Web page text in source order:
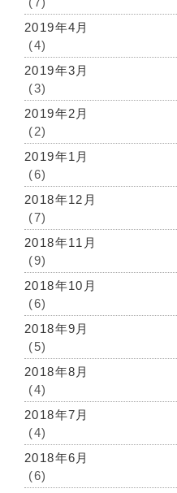
2019年4月
(4)
2019年3月
(3)
2019年2月
(2)
2019年1月
(6)
2018年12月
(7)
2018年11月
(9)
2018年10月
(6)
2018年9月
(5)
2018年8月
(4)
2018年7月
(4)
2018年6月
(6)